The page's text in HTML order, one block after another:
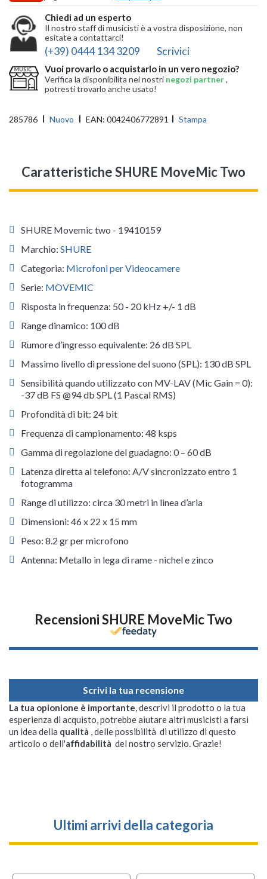
Chiedi ad un esperto
Il nostro staff di musicisti è a vostra disposizione, non
esitate a contattarci!
(+39) 0444 134 3209 Scrivici
Vuoi provarlo o acquistarlo in un vero negozio?
Verifica la disponibilita nei nostri negozi partner,
potresti trovarlo anche usato!
285786 Nuovo EAN: 0042406772891 Stampa
Caratteristiche SHURE MoveMic Two
SHURE Movemic two - 19410159
Marchio: SHURE
Categoria: Microfoni per Videocamere
Serie: MOVEMIC
Risposta in frequenza: 50 - 20 kHz +/- 1 dB
Range dinamico: 100 dB
Rumore d’ingresso equivalente: 26 dB SPL
Massimo livello di pressione del suono (SPL): 130 dB SPL
Sensibilità quando utilizzato con MV-LAV (Mic Gain = 0):
-37 dB FS @94 db SPL (1 Pascal RMS)
Profondità di bit: 24 bit
Frequenza di campionamento: 48 ksps
Gamma di regolazione del guadagno: 0 – 60 dB
Latenza diretta al telefono: A/V sincronizzato entro 1
fotogramma
Range di utilizzo: circa 30 metri in linea d’aria
Dimensioni: 46 x 22 x 15 mm
Peso: 8.2 gr per microfono
Antenna: Metallo in lega di rame - nichel e zinco
Recensioni SHURE MoveMic Two
Scrivi la tua recensione
La tua opionione è importante, descrivi il prodotto o la tua
esperienza di acquisto, potrebbe aiutare altri musicisti a farsi
un idea della qualità , delle possibilità di utilizzo di questo
articolo o dell'affidabilità del nostro servizio. Grazie!
Ultimi arrivi della categoria